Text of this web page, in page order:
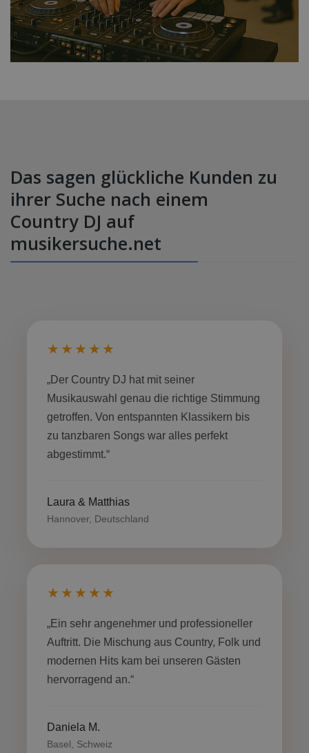
Das sagen glückliche Kunden zu
ihrer Suche nach einem
Country DJ auf
musikersuche.net
★★★★★
„Der Country DJ hat mit seiner
Musikauswahl genau die richtige Stimmung
getroffen. Von entspannten Klassikern bis
zu tanzbaren Songs war alles perfekt
abgestimmt.“
Laura & Matthias
Hannover, Deutschland
★★★★★
„Ein sehr angenehmer und professioneller
Auftritt. Die Mischung aus Country, Folk und
modernen Hits kam bei unseren Gästen
hervorragend an.“
Daniela M.
Basel, Schweiz